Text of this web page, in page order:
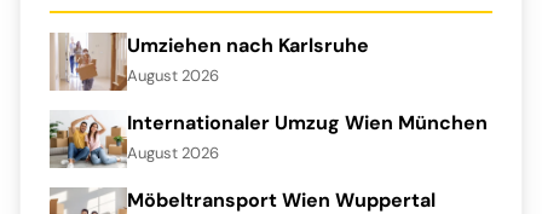
Umziehen nach Karlsruhe
August 2026
Internationaler Umzug Wien München
August 2026
Möbeltransport Wien Wuppertal